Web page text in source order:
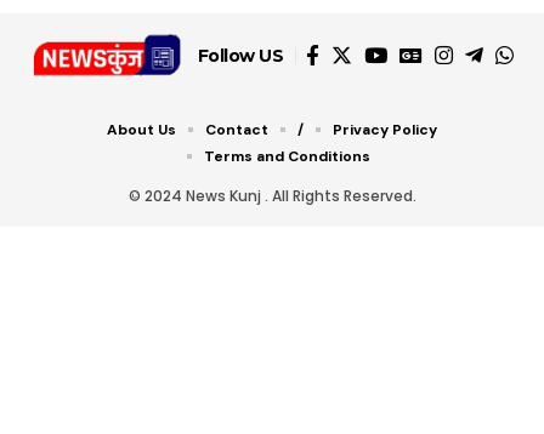
Follow US
© 2024 News Kunj . All Rights Reserved.
About Us Contact /
Privacy Policy
Terms and Conditions